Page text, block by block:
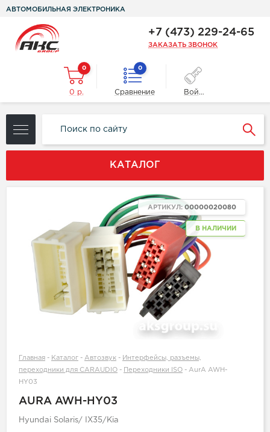
АВТОМОБИЛЬНАЯ ЭЛЕКТРОНИКА
+7 (473) 229-24-65
ЗАКАЗАТЬ ЗВОНОК
0
0 р.
0
Сравнение Войти
КАТАЛОГ
В НАЛИЧИИ
АРТИКУЛ: 00000020080
Главная - Каталог - Автозвук - Интерфейсы, разъемы,
переходники для CARAUDIO - Переходники ISO - AurA AWH-
HY03
AURA AWH-HY03
Hyundai Solaris/ IX35/Kia